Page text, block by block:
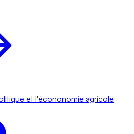
et l'écononomie agricole